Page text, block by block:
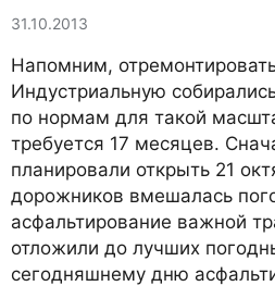
31.10.2013
Напомним,
Индустриальную
по нормам для такой
требуется 17 месяцев.
планировали открыть 21
дорожников вмешалась
асфальтирование важной
отложили до лучших
сегодняшнему дню